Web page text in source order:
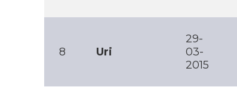
8 Uri
29-
03-
2015